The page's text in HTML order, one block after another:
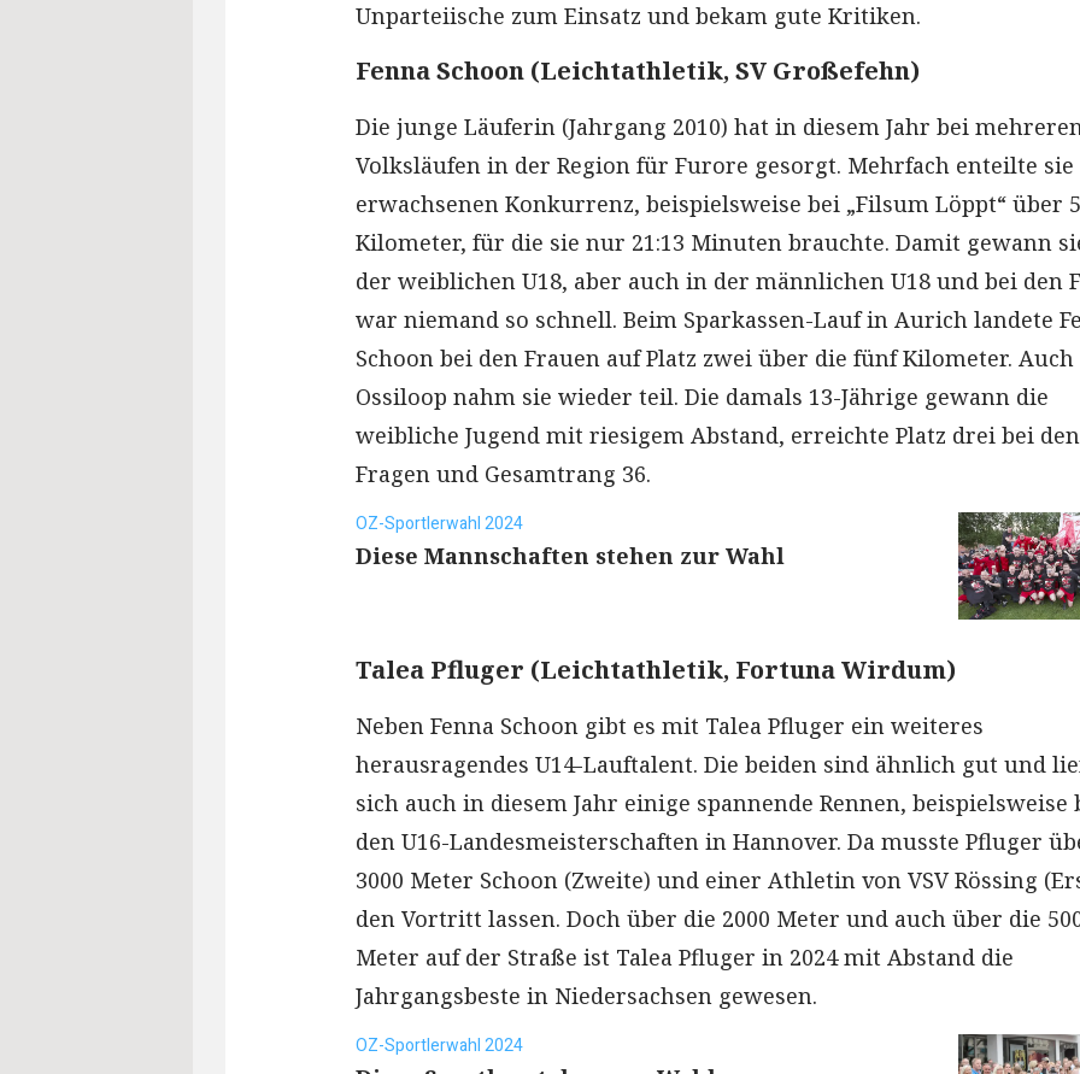
Unparteiische zum Einsatz und bekam gute Kritiken.
Fenna Schoon (Leichtathletik, SV Großefehn)
Die junge Läuferin (Jahrgang 2010) hat in diesem Jahr bei
Volksläufen in der Region für Furore gesorgt. Mehrfach enteilte sie
erwachsenen Konkurrenz, beispielsweise bei „Filsum Löppt“ über
Kilometer, für die sie nur 21:13 Minuten brauchte. Damit gewann
der weiblichen U18, aber auch in der männlichen U18 und bei den
war niemand so schnell. Beim Sparkassen-Lauf in Aurich landete
Schoon bei den Frauen auf Platz zwei über die fünf Kilometer. Auch
Ossiloop nahm sie wieder teil. Die damals 13-Jährige gewann die
weibliche Jugend mit riesigem Abstand, erreichte Platz drei bei den
Fragen und Gesamtrang 36.
OZ-Sportlerwahl 2024
Diese Mannschaften stehen zur Wahl
Talea Pfluger (Leichtathletik, Fortuna Wirdum)
Neben Fenna Schoon gibt es mit Talea Pfluger ein weiteres
herausragendes U14-Lauftalent. Die beiden sind ähnlich gut und
sich auch in diesem Jahr einige spannende Rennen, beispielsweise
den U16-Landesmeisterschaften in Hannover. Da musste Pfluger
3000 Meter Schoon (Zweite) und einer Athletin von VSV Rössing
den Vortritt lassen. Doch über die 2000 Meter und auch über die
Meter auf der Straße ist Talea Pfluger in 2024 mit Abstand die
Jahrgangsbeste in Niedersachsen gewesen.
OZ-Sportlerwahl 2024